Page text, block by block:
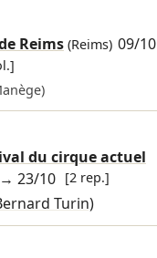
Reims(Reims) 09/10
du cirque actuel
→23/10 [2 rep.]
Turin)